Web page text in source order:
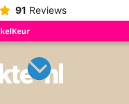
91 Reviews